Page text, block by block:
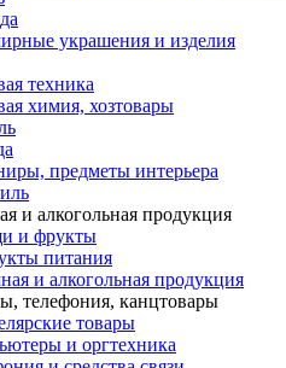
украшения и изделия
техника
химия, хозтовары
предметы интерьера
и алкогольная продукция
и фрукты
питания
и алкогольная продукция
телефония, канцтовары
товары
и оргтехника